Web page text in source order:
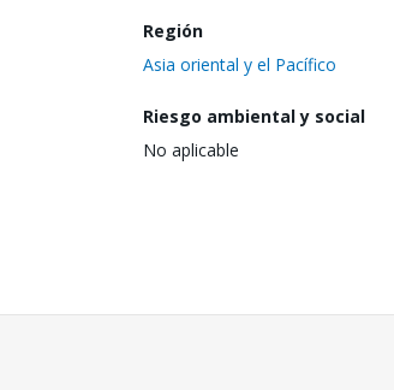
Región
Asia oriental y el Pacífico
Riesgo ambiental y social
No aplicable